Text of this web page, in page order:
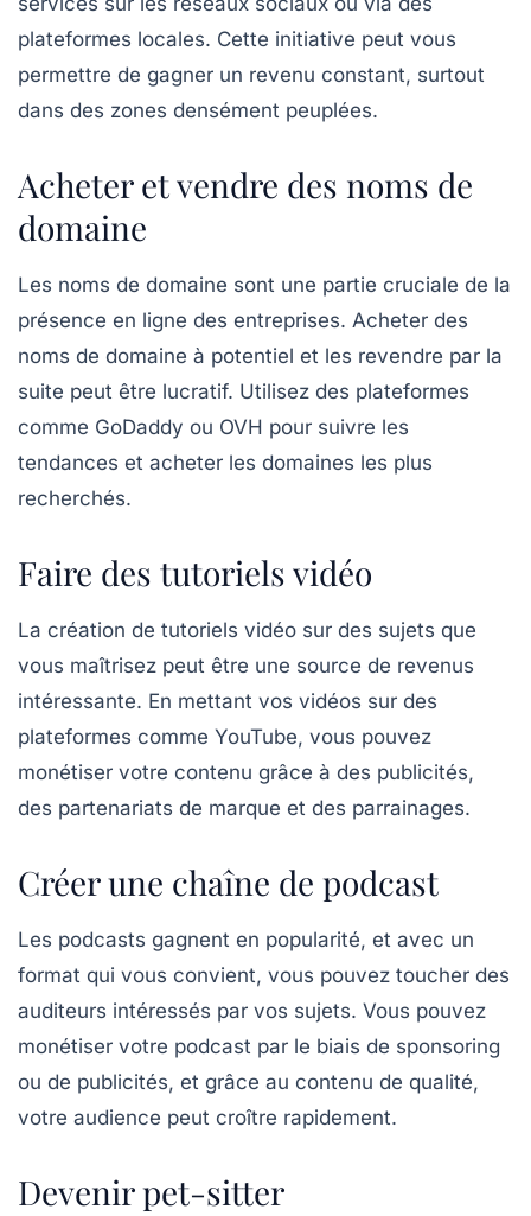
plateformes locales. Cette initiative peut vous
permettre de gagner un revenu constant, surtout
dans des zones densément peuplées.
Acheter et vendre des noms de
domaine
Les noms de domaine sont une partie cruciale de la
présence en ligne des entreprises. Acheter des
noms de domaine à potentiel et les revendre par la
suite peut être lucratif. Utilisez des plateformes
comme GoDaddy ou OVH pour suivre les
tendances et acheter les domaines les plus
recherchés.
Faire des tutoriels vidéo
La création de tutoriels vidéo sur des sujets que
vous maîtrisez peut être une source de revenus
intéressante. En mettant vos vidéos sur des
plateformes comme YouTube, vous pouvez
monétiser votre contenu grâce à des publicités,
des partenariats de marque et des parrainages.
Créer une chaîne de podcast
Les podcasts gagnent en popularité, et avec un
format qui vous convient, vous pouvez toucher des
auditeurs intéressés par vos sujets. Vous pouvez
monétiser votre podcast par le biais de sponsoring
ou de publicités, et grâce au contenu de qualité,
votre audience peut croître rapidement.
Devenir pet-sitter